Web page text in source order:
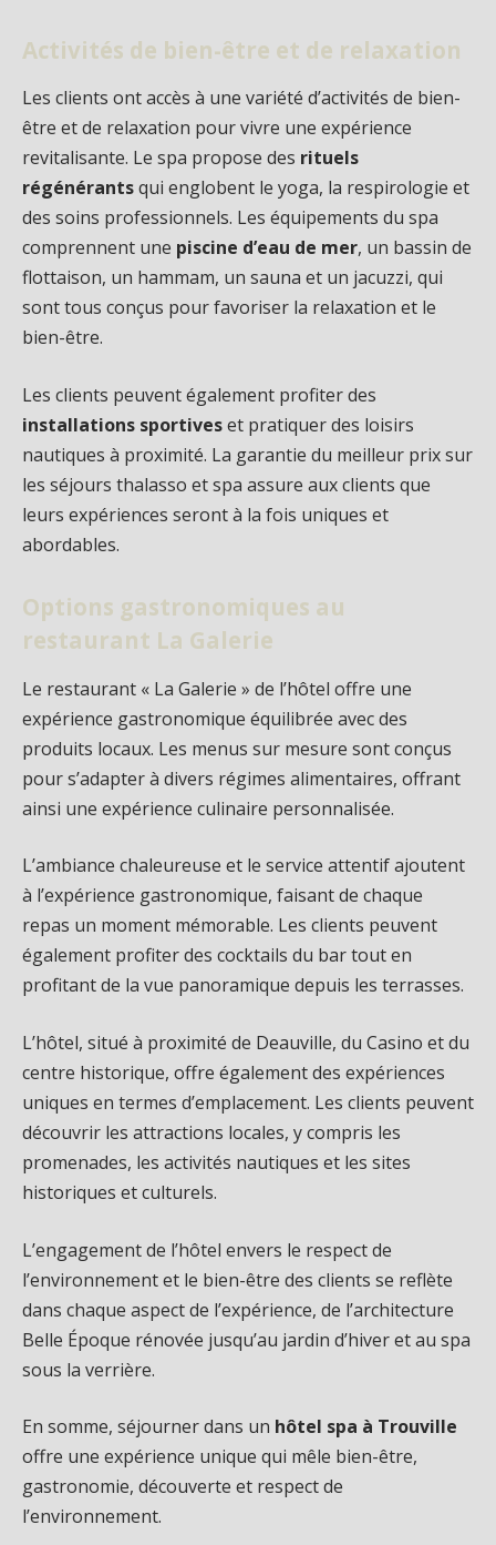
Activités de bien-être et de relaxation
Les clients ont accès à une variété d’activités de bien-
être et de relaxation pour vivre une expérience
revitalisante. Le spa propose des rituels
régénérantsqui englobent le yoga, la respirologie et
des soins professionnels. Les équipements du spa
comprennent une piscine d’eau de mer, un bassin de
flottaison, un hammam, un sauna et un jacuzzi, qui
sont tous conçus pour favoriser la relaxation et le
bien-être.
Les clients peuvent également profiter des
installations sportiveset pratiquer des loisirs
nautiques à proximité. La garantie du meilleur prix sur
les séjours thalasso et spa assure aux clients que
leurs expériences seront à la fois uniques et
abordables.
Options gastronomiques au
restaurant La Galerie
Le restaurant « La Galerie » de l’hôtel offre une
expérience gastronomique équilibrée avec des
produits locaux. Les menus sur mesure sont conçus
pour s’adapter à divers régimes alimentaires, offrant
ainsi une expérience culinaire personnalisée.
L’ambiance chaleureuse et le service attentif ajoutent
à l’expérience gastronomique, faisant de chaque
repas un moment mémorable. Les clients peuvent
également profiter des cocktails du bar tout en
profitant de la vue panoramique depuis les terrasses.
L’hôtel, situé à proximité de Deauville, du Casino et du
centre historique, offre également des expériences
uniques en termes d’emplacement. Les clients peuvent
découvrir les attractions locales, y compris les
promenades, les activités nautiques et les sites
historiques et culturels.
L’engagement de l’hôtel envers le respect de
l’environnement et le bien-être des clients se reflète
dans chaque aspect de l’expérience, de l’architecture
Belle Époque rénovée jusqu’au jardin d’hiver et au spa
sous la verrière.
En somme, séjourner dans un hôtel spa à Trouville
offre une expérience unique qui mêle bien-être,
gastronomie, découverte et respect de
l’environnement.